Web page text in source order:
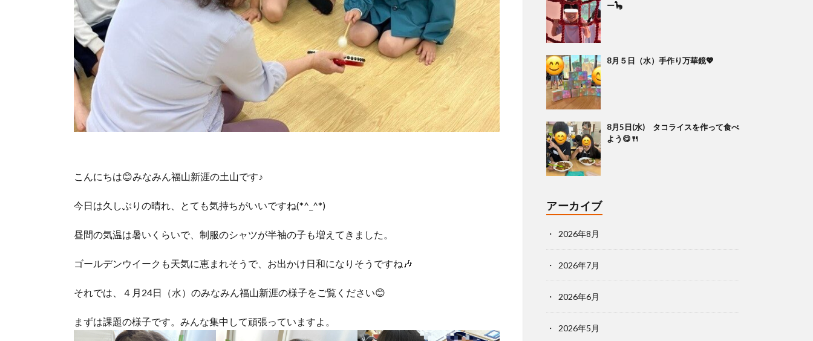
こんにちは😊みなみん福山新涯の土山です♪
今日は久しぶりの晴れ、とても気持ちがいいですね(*^_^*)
昼間の気温は暑いくらいで、制服のシャツが半袖の子も増えてきました。
ゴールデンウイークも天気に恵まれそうで、お出かけ日和になりそうですね🎶
それでは、４月24日（水）のみなみん福山新涯の様子をご覧ください😊
まずは課題の様子です。みんな集中して頑張っていますよ。
ー🦕
8月５日（水）手作り万華鏡💖
8月5日(水) タコライスを作って食べ
よう😋🍴
アーカイブ
2026年8月
2026年7月
2026年6月
2026年5月